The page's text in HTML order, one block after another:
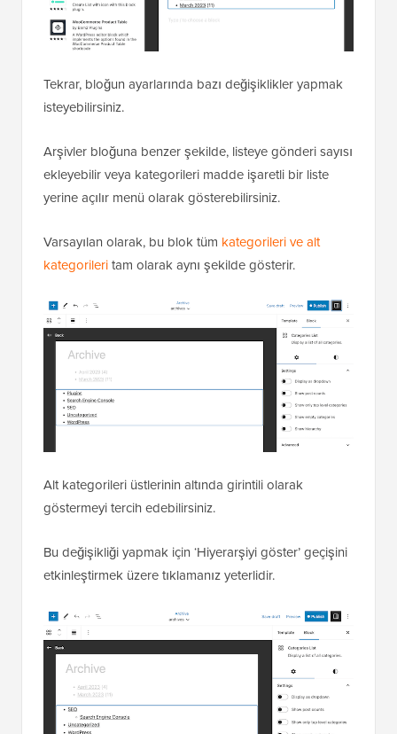
Tekrar, bloğun ayarlarında bazı değişiklikler yapmak
isteyebilirsiniz.
Arşivler bloğuna benzer şekilde, listeye gönderi sayısı
ekleyebilir veya kategorileri madde işaretli bir liste
yerine açılır menü olarak gösterebilirsiniz.
Varsayılan olarak, bu blok tüm kategorileri ve alt
kategorileritam olarak aynı şekilde gösterir.
Alt kategorileri üstlerinin altında girintili olarak
göstermeyi tercih edebilirsiniz.
Bu değişikliği yapmak için ‘Hiyerarşiyi göster’ geçişini
etkinleştirmek üzere tıklamanız yeterlidir.